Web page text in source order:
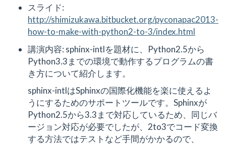
スライド:
http://shimizukawa.bitbucket.org/pyconapac2013-
how-to-make-with-python2-to-3/index.html
講演内容: sphinx-intlを題材に、Python2.5から
Python3.3までの環境で動作するプログラムの書
き方について紹介します。
sphinx-intlはSphinxの国際化機能を楽に使えるよ
うにするためのサポートツールです。Sphinxが
Python2.5から3.3まで対応しているため、同じバ
ージョン対応が必要でしたが、2to3でコード変換
する方法ではテストなど手間がかかるので、